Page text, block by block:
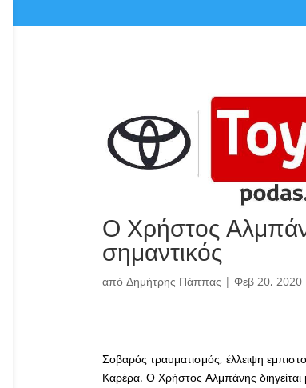
Ο Χρήστος
σημαντικός
από Δημήτρης Πάππας | Φεβ 20, 2020
Σοβαρός τραυματισμός, έλλειψη
Καρέρα. Ο Χρήστος Αλμπάνης